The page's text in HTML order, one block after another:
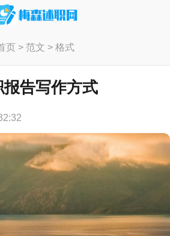
页> 范文 > 格式
报告写作方式